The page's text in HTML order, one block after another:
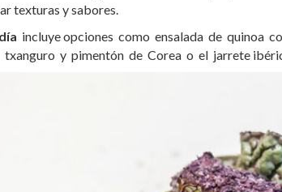
texturas y sabores.
incluye opciones como ensalada de quinoa
y pimentón de Corea o el jarrete